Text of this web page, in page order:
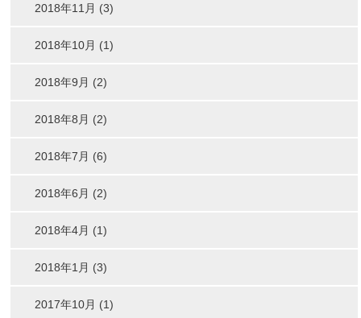
2018年11月 (3)
2018年10月 (1)
2018年9月 (2)
2018年8月 (2)
2018年7月 (6)
2018年6月 (2)
2018年4月 (1)
2018年1月 (3)
2017年10月 (1)